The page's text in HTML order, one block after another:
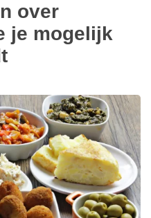
over
je mogelijk